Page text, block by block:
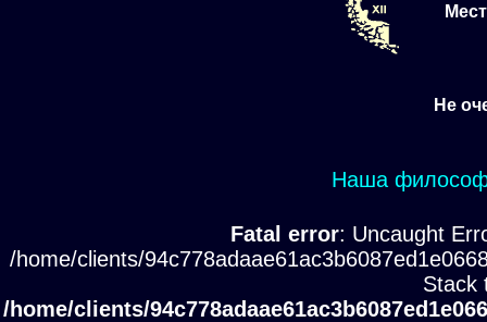
Не
Наша
Fatal error: Uncaught
/home/clients/
Stack
/home/clients/